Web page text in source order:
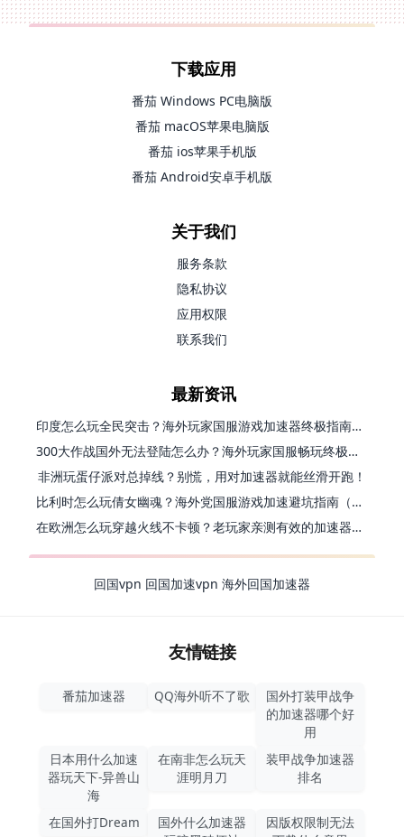
下载应用
番茄 Windows PC电脑版
番茄 macOS苹果电脑版
番茄 ios苹果手机版
番茄 Android安卓手机版
关于我们
服务条款
隐私协议
应用权限
联系我们
最新资讯
印度怎么玩全民突击？海外玩家国服游戏加速器终极指南（附原神延迟优化+精灵之境加速器选择）
300大作战国外无法登陆怎么办？海外玩家国服畅玩终极指南（附实测推荐）
非洲玩蛋仔派对总掉线？别慌，用对加速器就能丝滑开跑！
比利时怎么玩倩女幽魂？海外党国服游戏加速避坑指南（附实测推荐）
在欧洲怎么玩穿越火线不卡顿？老玩家亲测有效的加速器选择指南
回国vpn 回国加速vpn 海外回国加速器
友情链接
番茄加速器 QQ海外听不了歌
国外打装甲战争
的加速器哪个好
用
日本用什么加速
器玩天下-异兽山
海
在南非怎么玩天
涯明月刀
装甲战争加速器
排名
在国外打Dream
国外什么加速器
因版权限制无法